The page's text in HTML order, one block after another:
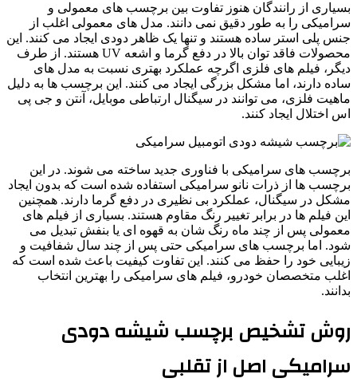
بسیاری از رانندگان هنوز تفاوت بین برچسب های معمولی و
سرامیکی را به طور دقیق نمی دانند. مدل های معمولی اغلب از
جنس پلی استر ساده هستند و تنها یک ظاهر دودی ایجاد می کنند. این
محصولات فاقد توان بالا در دفع گرما و اشعه UV هستند. از طرف
دیگر، فیلم های فلزی اگرچه عملکرد بهتری نسبت به مدل های
ساده دارند، اما مشکل بزرگی ایجاد می کنند. این برچسب ها به دلیل
ماهیت فلزی، می توانند در سیگنال ارتباطی موبایل، آنتن و جی پی
اس اختلال ایجاد کنند.
برچسب های سرامیکی با فناوری جدید ساخته می شوند. در این
برچسب ها از ذرات نانو سرامیکی استفاده شده است که بدون ایجاد
مشکل در سیگنال، عملکرد بی نظیری در دفع گرما دارند. همچنین
این فیلم ها در برابر تغییر رنگ مقاوم هستند. بسیاری از فیلم های
معمولی پس از چند ماه رنگ شان به قهوه ای یا بنفش تبدیل می
شود. اما برچسب های سرامیکی حتی پس از چند سال شفافیت و
زیبایی خود را حفظ می کنند. این تفاوت کیفیت باعث شده است که
اغلب متخصصان خودرو، فیلم های سرامیکی را بهترین انتخاب
بدانند.
روش تشخیص برچسب شیشه دودی
سرامیکی اصل از تقلبی